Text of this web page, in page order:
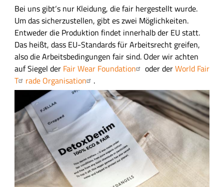
Bei uns gibt‘s nur Kleidung, die fair hergestellt wurde.
Um das sicherzustellen, gibt es zwei Möglichkeiten.
Entweder die Produktion findet innerhalb der EU statt.
Das heißt, dass EU-Standards für Arbeitsrecht greifen,
also die Arbeitsbedingungen fair sind. Oder wir achten
auf Siegel der Fair Wear Foundation oder derWorld Fair
T
rade Organisation
.
l
d